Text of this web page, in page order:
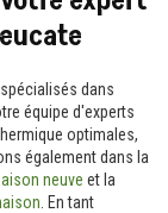
dans
équipe d'experts
optimales,
également dans la
neuve et la
. En tant